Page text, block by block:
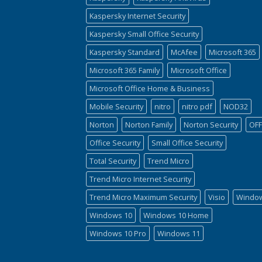
Kaspersky Internet Security
Kaspersky Small Office Security
Kaspersky Standard
McAfee
Microsoft 365
Microsoft 365 Family
Microsoft Office
Microsoft Office Home & Business
Mobile Security
nitro nitro pdf
NOD32
Norton
Norton Family Norton Security
Office Security
Small Office Security
Total Security
Trend Micro
Trend Micro Internet Security
Trend Micro Maximum Security
Visio
Windows 10
Windows 10 Home
Windows 10 Pro
Windows 11